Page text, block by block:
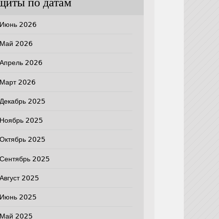
по датам
Июнь 2026
Май 2026
Апрель 2026
Март 2026
Декабрь 2025
Ноябрь 2025
Октябрь 2025
Сентябрь 2025
Август 2025
Июнь 2025
Май 2025